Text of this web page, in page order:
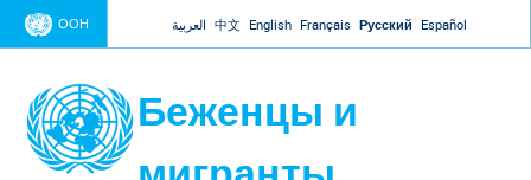
Jump to navigation
ООН العربية 中文 English Français Русский Español
Беженцы и